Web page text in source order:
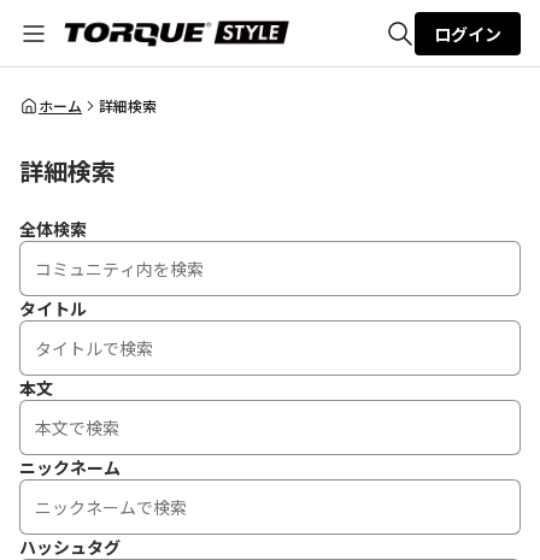
全体検索
ログイン
ホーム 詳細検索
詳細検索
全体検索
タイトル
本文
ニックネーム
ハッシュタグ